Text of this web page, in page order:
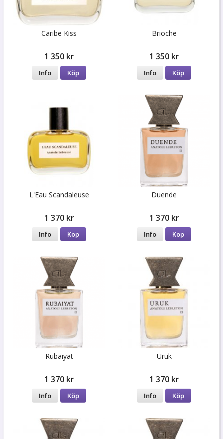
Caribe Kiss
1 350 kr
Info Köp
Brioche
1 350 kr
Info Köp
L'Eau Scandaleuse
1 370 kr
Info Köp
Duende
1 370 kr
Info Köp
Rubaiyat
1 370 kr
Info Köp
Uruk
1 370 kr
Info Köp